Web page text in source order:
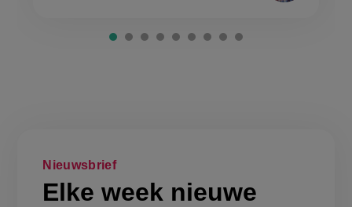
Nieuwsbrief
Elke week nieuwe